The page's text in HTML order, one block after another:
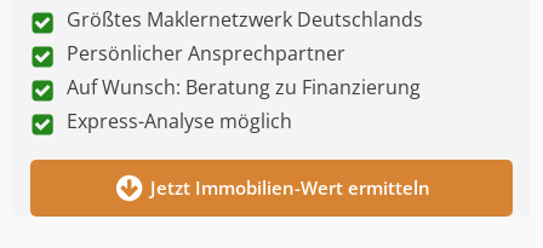
Größtes Maklernetzwerk Deutschlands
Persönlicher Ansprechpartner
Auf Wunsch: Beratung zu Finanzierung
Express-Analyse möglich
Jetzt Immobilien-Wert ermitteln